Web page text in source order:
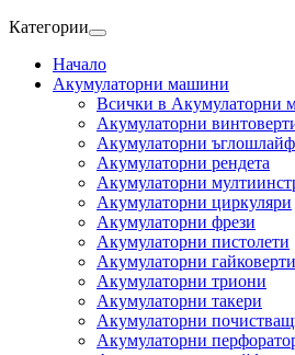
Категории
Начало
Акумулаторни машини
Всички в Акумулаторни
Акумулаторни
Акумулаторни
Акумулаторни рендета
Акумулаторни
Акумулаторни циркуляри
Акумулаторни фрези
Акумулаторни пистолети
Акумулаторни гайковерти
Акумулаторни триони
Акумулаторни такери
Акумулаторни
Акумулаторни